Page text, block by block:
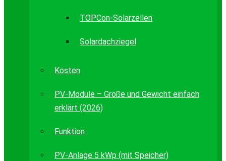
TOPCon-Solarzellen
Solardachziegel
Kosten
PV-Module – Größe und Gewicht einfach
erklärt (2026)
Funktion
PV-Anlage 5 kWp (mit Speicher)